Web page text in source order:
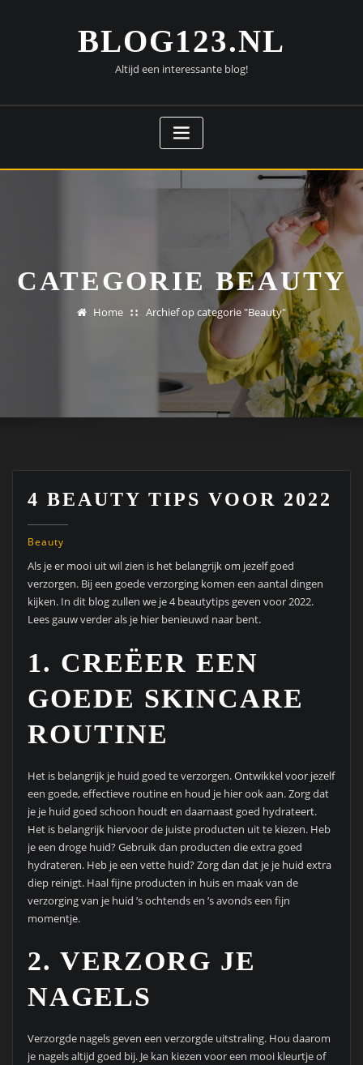
BLOG123.NL
Altijd een interessante blog!
CATEGORIE BEAUTY
Home Archief op categorie "Beauty"
4 BEAUTY TIPS VOOR 2022
Beauty
Als je er mooi uit wil zien is het belangrijk om jezelf goed
verzorgen. Bij een goede verzorging komen een aantal dingen
kijken. In dit blog zullen we je 4 beautytips geven voor 2022.
Lees gauw verder als je hier benieuwd naar bent.
1. CREËER EEN
GOEDE SKINCARE
ROUTINE
Het is belangrijk je huid goed te verzorgen. Ontwikkel voor jezelf
een goede, effectieve routine en houd je hier ook aan. Zorg dat
je je huid goed schoon houdt en daarnaast goed hydrateert.
Het is belangrijk hiervoor de juiste producten uit te kiezen. Heb
je een droge huid? Gebruik dan producten die extra goed
hydrateren. Heb je een vette huid? Zorg dan dat je je huid extra
diep reinigt. Haal fijne producten in huis en maak van de
verzorging van je huid ’s ochtends en ’s avonds een fijn
momentje.
2. VERZORG JE
NAGELS
Verzorgde nagels geven een verzorgde uitstraling. Hou daarom
je nagels altijd goed bij. Je kan kiezen voor een mooi kleurtje of